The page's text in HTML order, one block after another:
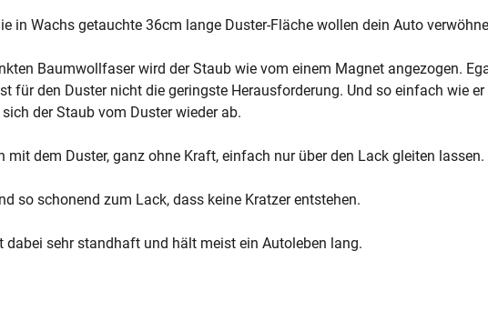
in Wachs getauchte 36cm lange Duster-Fläche wollen dein Auto
Baumwollfaser wird der Staub wie vom einem Magnet angezogen.
für den Duster nicht die geringste Herausforderung. Und so einfach wie
der Staub vom Duster wieder ab.
dem Duster, ganz ohne Kraft, einfach nur über den Lack gleiten lassen.
so schonend zum Lack, dass keine Kratzer entstehen.
dabei sehr standhaft und hält meist ein Autoleben lang.